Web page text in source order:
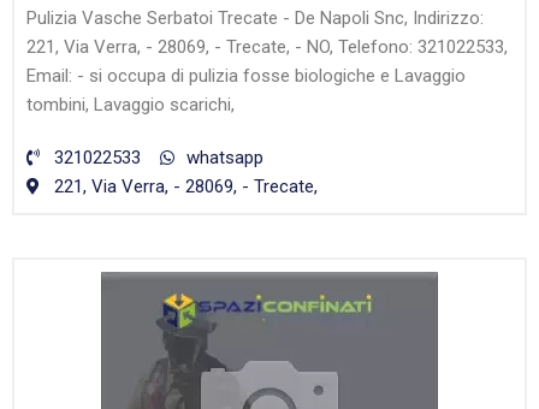
Pulizia Vasche Serbatoi Trecate - De Napoli Snc, Indirizzo:
221, Via Verra, - 28069, - Trecate, - NO, Telefono: 321022533,
Email: - si occupa di pulizia fosse biologiche e Lavaggio
tombini, Lavaggio scarichi,
321022533
whatsapp
221, Via Verra, - 28069, - Trecate,